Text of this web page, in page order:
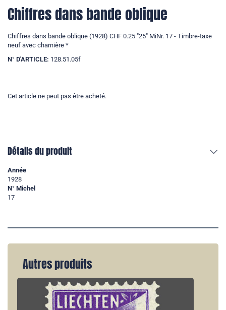
Chiffres dans bande oblique
Chiffres dans bande oblique (1928) CHF 0.25 "25" MiNr. 17 - Timbre-taxe
neuf avec charnière *
N° D'ARTICLE: 128.51.05f
Cet article ne peut pas être acheté.
Détails du produit
Année
1928
N° Michel
17
Autres produits